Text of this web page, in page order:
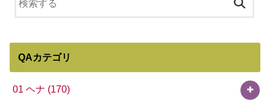
QAカテゴリ
01 ヘナ (170)